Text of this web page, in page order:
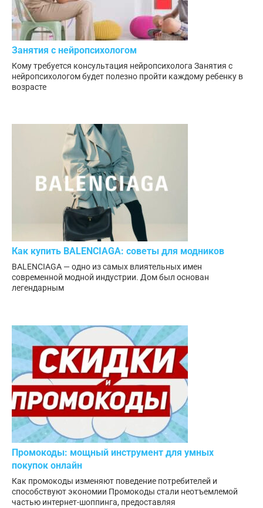
Занятия с нейропсихологом
Кому требуется консультация нейропсихолога Занятия с
нейропсихологом будет полезно пройти каждому ребенку в
возрасте
Как купить BALENCIAGA: советы для модников
BALENCIAGA — одно из самых влиятельных имен
современной модной индустрии. Дом был основан
легендарным
Промокоды: мощный инструмент для умных
покупок онлайн
Как промокоды изменяют поведение потребителей и
способствуют экономии Промокоды стали неотъемлемой
частью интернет-шоппинга, предоставляя